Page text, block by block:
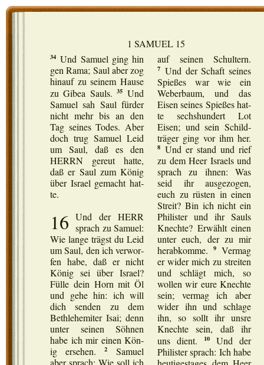
1 SAMUEL 15
34 Und Samu­el ging hin
gen Rama; Saul aber zog
hin­auf zu sei­nem Hau­se
zu Gibea Sauls. 35Und
Samu­el sah Saul für­der
nicht mehr bis an den
Tag sei­nes Todes. Aber
doch trug Samu­el Leid
um Saul, daß es den
HERRN gereut hat­te,
daß er Saul zum Kön­ig
über Isra­el gemacht hat­
te.
16 Und der HERR
sprach zu Samu­el:
Wie lan­ge trägst du Leid
um Saul, den ich ver­wor­
fen habe, daß er nicht
Kön­ig sei über Isra­el?
Fül­le dein Horn mit Öl
und gehe hin: ich will
dich sen­den zu dem
Beth­le­he­mi­ter Isai; denn
unter sei­nen Söh­nen
habe ich mir einen Kön­
ig erse­hen.
2
Samu­el
aber sprach: Wie soll ich
auf sei­nen Schul­tern.
7 Und der Schaft sei­nes
Spie­ßes war wie ein
Weber­baum, und das
Eisen sei­nes Spie­ßes hat­
te sechs­hun­dert Lot
Eisen; und sein Schild­
trä­ger ging vor ihm her.
8 Und er stand und rief
zu dem Heer Isra­els und
sprach zu ihnen: Was
seid ihr aus­ge­zo­gen,
euch zu rüs­ten in einen
Streit? Bin ich nicht ein
Phi­lis­ter und ihr Sauls
Knech­te? Erwählt einen
unter euch, der zu mir
her­ab­kom­me.
9Ver­mag
er wider mich zu strei­ten
und schlägt mich, so
wol­len wir eure Knech­te
sein; ver­mag ich aber
wider ihn und schla­ge
ihn, so sollt ihr uns­re
Knech­te sein, daß ihr
uns dient.
10Und der
Phi­lis­ter sprach: Ich habe